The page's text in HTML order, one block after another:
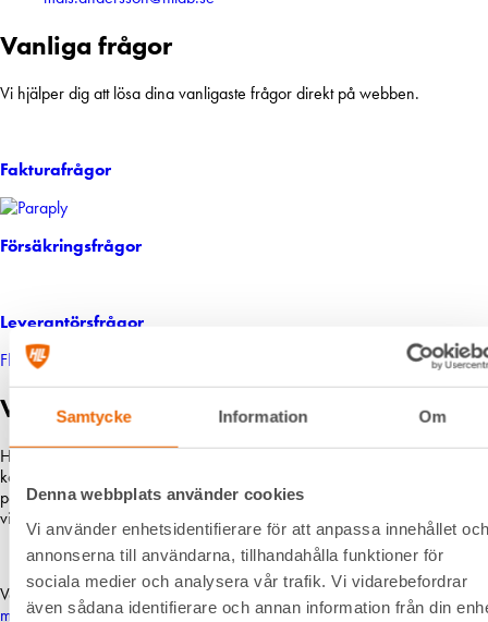
Samtycke Information Om
Denna webbplats använder cookies
Vi använder enhetsidentifierare för att anpassa innehållet och
annonserna till användarna, tillhandahålla funktioner för
sociala medier och analysera vår trafik. Vi vidarebefordrar
även sådana identifierare och annan information från din
Vanliga frågor
Vi hjälper dig att lösa dina vanligaste frågor direkt på webben.
Fakturafrågor
Försäkringsfrågor
Leverantörsfrågor
Fler vanliga frågor
Vi, HLL Hyreslandslaget
Hyreslandslaget är en av Sveriges ledande maskinuthyrare. Det
kommer aldrig hindra oss från att vara din lokala samarbetspartner och
personliga bollplank. Vi är ett samspelt lag med hjärtat på platserna där
vi verkar.
Varje dag förser vi den svenska bygg- och anläggningsbranschen med
maskiner,liftar,bodar och vagnar– alltid med möjlighet att få dem